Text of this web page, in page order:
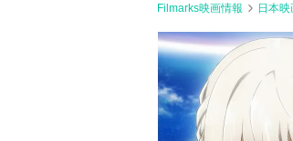
Filmarks映画情報 日本映